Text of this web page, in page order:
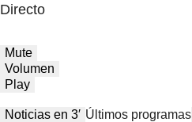
Directo
Mute
Volumen
Play
Noticias en 3′ Últimos programas